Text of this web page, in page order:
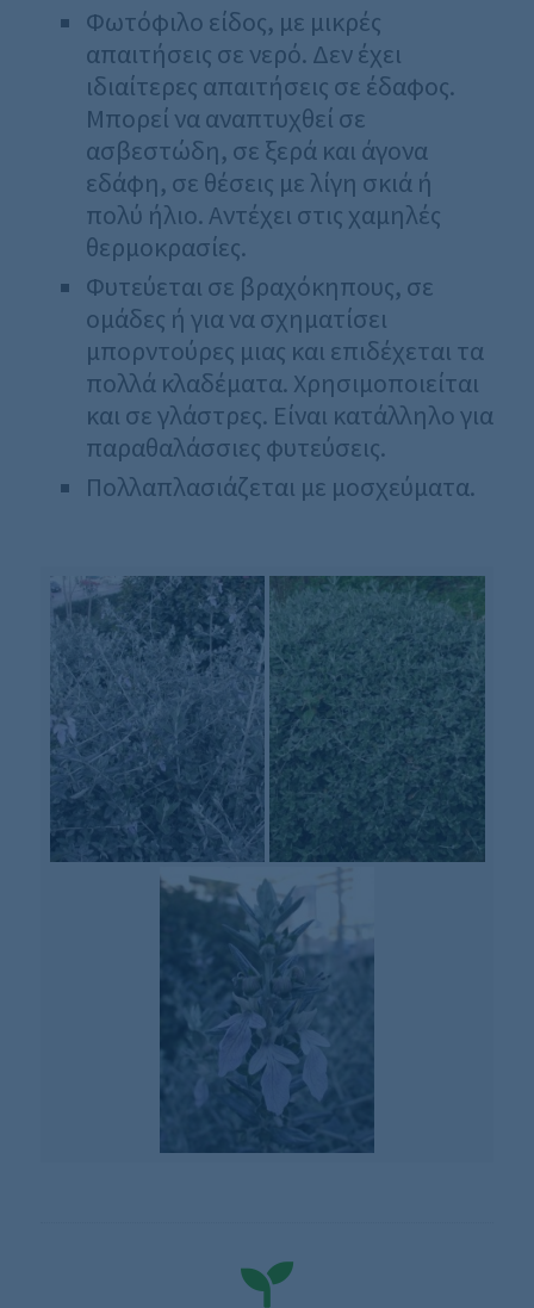
Φωτόφιλο είδος, με μικρές
απαιτήσεις σε νερό. Δεν έχει
ιδιαίτερες απαιτήσεις σε έδαφος.
Μπορεί να αναπτυχθεί σε
ασβεστώδη, σε ξερά και άγονα
εδάφη, σε θέσεις με λίγη σκιά ή
πολύ ήλιο. Αντέχει στις χαμηλές
θερμοκρασίες.
Φυτεύεται σε βραχόκηπους, σε
ομάδες ή για να σχηματίσει
μπορντούρες μιας και επιδέχεται τα
πολλά κλαδέματα. Χρησιμοποιείται
και σε γλάστρες. Είναι κατάλληλο για
παραθαλάσσιες φυτεύσεις.
Πολλαπλασιάζεται με μοσχεύματα.